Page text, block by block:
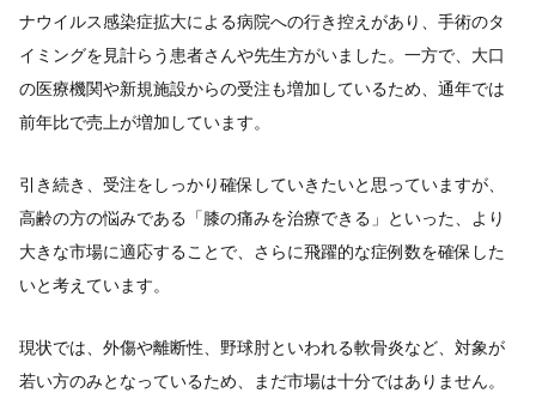
ナウイルス感染症拡大による病院への行き控えがあり、手術のタ
イミングを見計らう患者さんや先生方がいました。一方で、大口
の医療機関や新規施設からの受注も増加しているため、通年では
前年比で売上が増加しています。
引き続き、受注をしっかり確保していきたいと思っていますが、
高齢の方の悩みである「膝の痛みを治療できる」といった、より
大きな市場に適応することで、さらに飛躍的な症例数を確保した
いと考えています。
現状では、外傷や離断性、野球肘といわれる軟骨炎など、対象が
若い方のみとなっているため、まだ市場は十分ではありません。